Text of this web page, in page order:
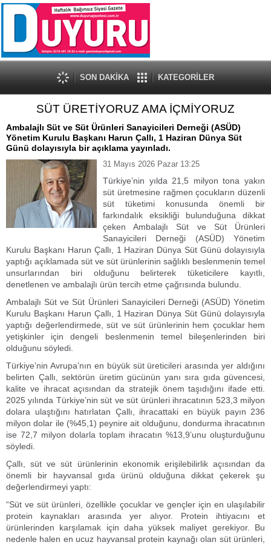
SON DAKİKA KATEGORİLER
SÜT ÜRETİYORUZ AMA İÇMİYORUZ
Ambalajlı Süt ve Süt Ürünleri Sanayicileri Derneği (ASÜD)
Yönetim Kurulu Başkanı Harun Çallı, 1 Haziran Dünya Süt
Günü dolayısıyla bir açıklama yayınladı.
31 Mayıs 2026 Pazar 13:25
Türkiye’nin yılda 21,5 milyon tona yakın
süt üretmesine rağmen çocukların düzenli
süt tüketimi konusunda önemli bir
farkındalık eksikliği bulunduğuna dikkat
çeken Ambalajlı Süt ve Süt Ürünleri
Sanayicileri Derneği (ASÜD) Yönetim
Kurulu Başkanı Harun Çallı, 1 Haziran Dünya Süt Günü dolayısıyla
yaptığı açıklamada süt ve süt ürünlerinin sağlıklı beslenmenin temel
unsurlarından biri olduğunu belirterek tüketicilere kayıtlı,
denetlenen ve ambalajlı ürün tercih etme çağrısında bulundu.
Ambalajlı Süt ve Süt Ürünleri Sanayicileri Derneği (ASÜD) Yönetim
Kurulu Başkanı Harun Çallı, 1 Haziran Dünya Süt Günü dolayısıyla
yaptığı değerlendirmede, süt ve süt ürünlerinin hem çocuklar hem
yetişkinler için dengeli beslenmenin temel bileşenlerinden biri
olduğunu söyledi.
Türkiye’nin Avrupa’nın en büyük süt üreticileri arasında yer aldığını
belirten Çallı, sektörün üretim gücünün yanı sıra gıda güvencesi,
kalite ve ihracat açısından da stratejik önem taşıdığını ifade etti.
2025 yılında Türkiye’nin süt ve süt ürünleri ihracatının 523,3 milyon
dolara ulaştığını hatırlatan Çallı, ihracattaki en büyük payın 236
milyon dolar ile (%45,1) peynire ait olduğunu, dondurma ihracatının
ise 72,7 milyon dolarla toplam ihracatın %13,9’unu oluşturduğunu
söyledi.
Çallı, süt ve süt ürünlerinin ekonomik erişilebilirlik açısından da
önemli bir hayvansal gıda ürünü olduğuna dikkat çekerek şu
değerlendirmeyi yaptı:
“Süt ve süt ürünleri, özellikle çocuklar ve gençler için en ulaşılabilir
protein kaynakları arasında yer alıyor. Protein ihtiyacını et
ürünlerinden karşılamak için daha yüksek maliyet gerekiyor. Bu
nedenle halen en ucuz hayvansal protein kaynağı olan süt ürünleri,